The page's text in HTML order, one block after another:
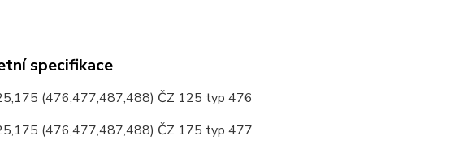
specifikace
(476,477,487,488) ČZ 125 typ 476
(476,477,487,488) ČZ 175 typ 477